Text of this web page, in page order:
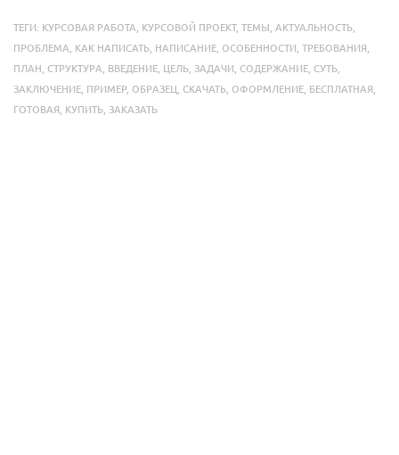
ТЕГИ: КУРСОВАЯ РАБОТА КУРСОВОЙ ПРОЕКТ, ТЕМЫ АКТУАЛЬНОСТЬ
ПРОБЛЕМА
КАК НАПИСАТЬ НАПИСАНИЕ ОСОБЕННОСТИ ТРЕБОВАНИЯ
ПЛАН
СТРУКТУРА ВВЕДЕНИЕ ЦЕЛЬ ЗАДАЧИ СОДЕРЖАНИЕ СУТЬ
ЗАКЛЮЧЕНИЕ ПРИМЕР, ОБРАЗЕЦ СКАЧАТЬ ОФОРМЛЕНИЕ БЕСПЛАТНАЯ
ГОТОВАЯ
КУПИТЬ ЗАКАЗАТЬ